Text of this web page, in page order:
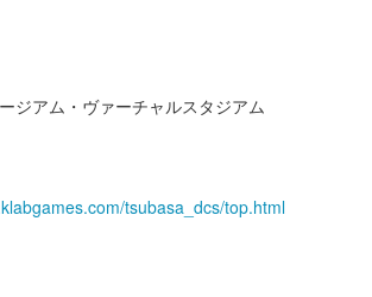
ジアム・ヴァーチャルスタジアム
tsubasa_dcs/top.html